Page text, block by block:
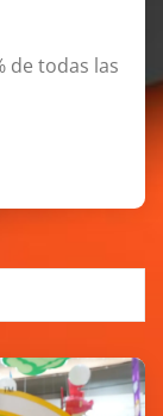
de todas las